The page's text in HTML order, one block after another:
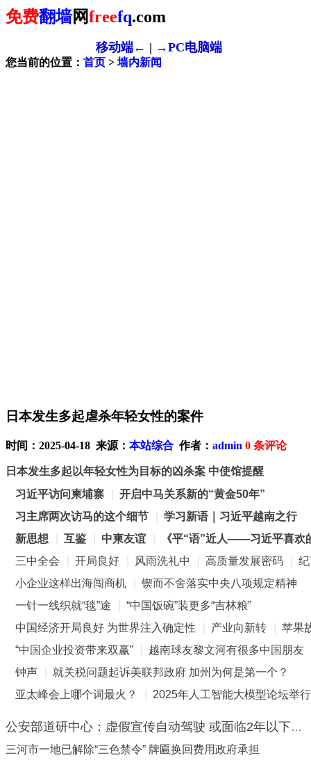
免费翻墙网freefq.com
移动端← | →PC电脑端
您当前的位置： 首页 > 墙内新闻
日本发生多起虐杀年轻女性的案件
时间：2025-04-18 来源： 本站综合 作者： admin 0 条评论
日本发生多起以年轻女性为目标的凶杀案 中使馆提醒
习近平访问柬埔寨
开启中马关系新的“黄金50年”
习主席两次访马的这个细节
学习新语｜习近平越南之行
新思想
互鉴 中柬友谊
《平“语”近人——习近平喜欢
三中全会
开局良好 风雨洗礼中 高质量发展密码
小企业这样出海闯商机
锲而不舍落实中央八项规定精神
一针一线织就“毯”途
“中国饭碗”装更多“吉林粮”
中国经济开局良好 为世界注入确定性
产业向新转
苹果
“中国企业投资带来双赢”
越南球友黎文河有很多中国朋友
钟声
就关税问题起诉美联邦政府 加州为何是第一个？
亚太峰会上哪个词最火？
2025年人工智能大模型论坛举行
公安部道研中心：虚假宣传自动驾驶 或面临2年以下刑期
三河市一地已解除“三色禁令” 牌匾换回费用政府承担